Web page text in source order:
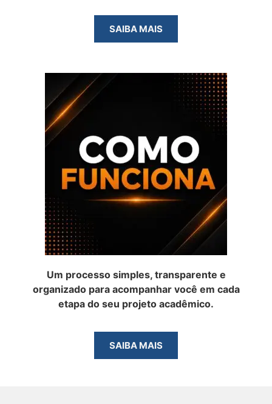
SAIBA MAIS
Um processo simples, transparente e
organizado para acompanhar você em cada
etapa do seu projeto acadêmico.
SAIBA MAIS